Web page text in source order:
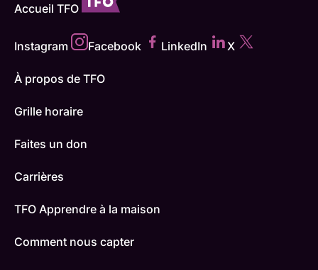
Accueil TFO
Instagram Facebook LinkedIn X
À propos de TFO
Grille horaire
Faites un don
Carrières
TFO Apprendre à la maison
Comment nous capter